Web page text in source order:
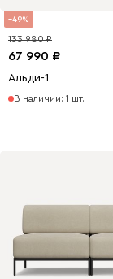
49
67 990
133 980
Альди-1
В наличии: 1 шт.